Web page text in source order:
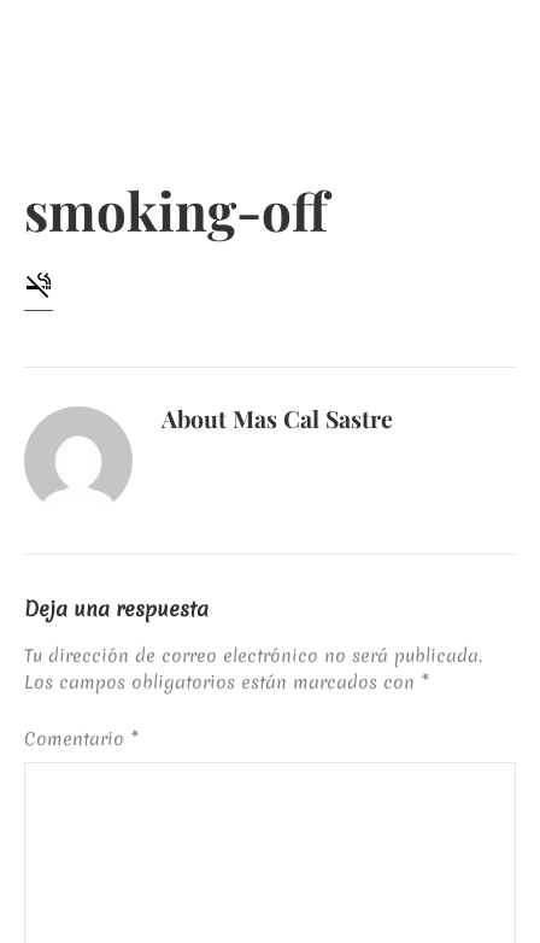
smoking-off
AboutMas Cal Sastre
Deja una respuesta
Tu dirección de correo electrónico no será publicada.
Los campos obligatorios están marcados con *
Comentario *